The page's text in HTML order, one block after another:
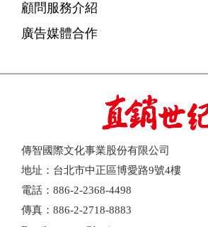
顧問服務介紹
廣告媒體合作
傳智國際文化事業股份有限公司
地址：台北市中正區博愛路9號4樓
電話：886-2-2368-4498
傳真：886-2-2718-8883